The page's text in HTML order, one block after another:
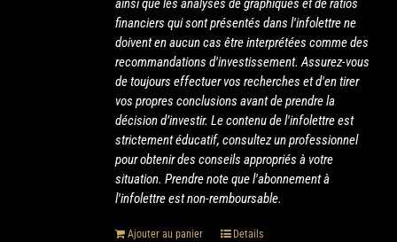
ainsi que les analyses de graphiques et de ratios
financiers qui sont présentés dans l'infolettre ne
doivent en aucun cas être interprétées comme des
recommandations d'investissement. Assurez-vous
de toujours effectuer vos recherches et d'en tirer
vos propres conclusions avant de prendre la
décision d’investir. Le contenu de l'infolettre est
strictement éducatif, consultez un professionnel
pour obtenir des conseils appropriés à votre
situation. Prendre note que l'abonnement à
l'infolettre est non-remboursable.
Ajouter au panier Details